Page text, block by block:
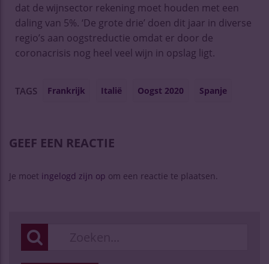
dat de wijnsector rekening moet houden met een
daling van 5%. ‘De grote drie’ doen dit jaar in diverse
regio’s aan oogstreductie omdat er door de
coronacrisis nog heel veel wijn in opslag ligt.
TAGS Frankrijk Italië Oogst 2020 Spanje
GEEF EEN REACTIE
Je moet ingelogd zijn op om een reactie te plaatsen.